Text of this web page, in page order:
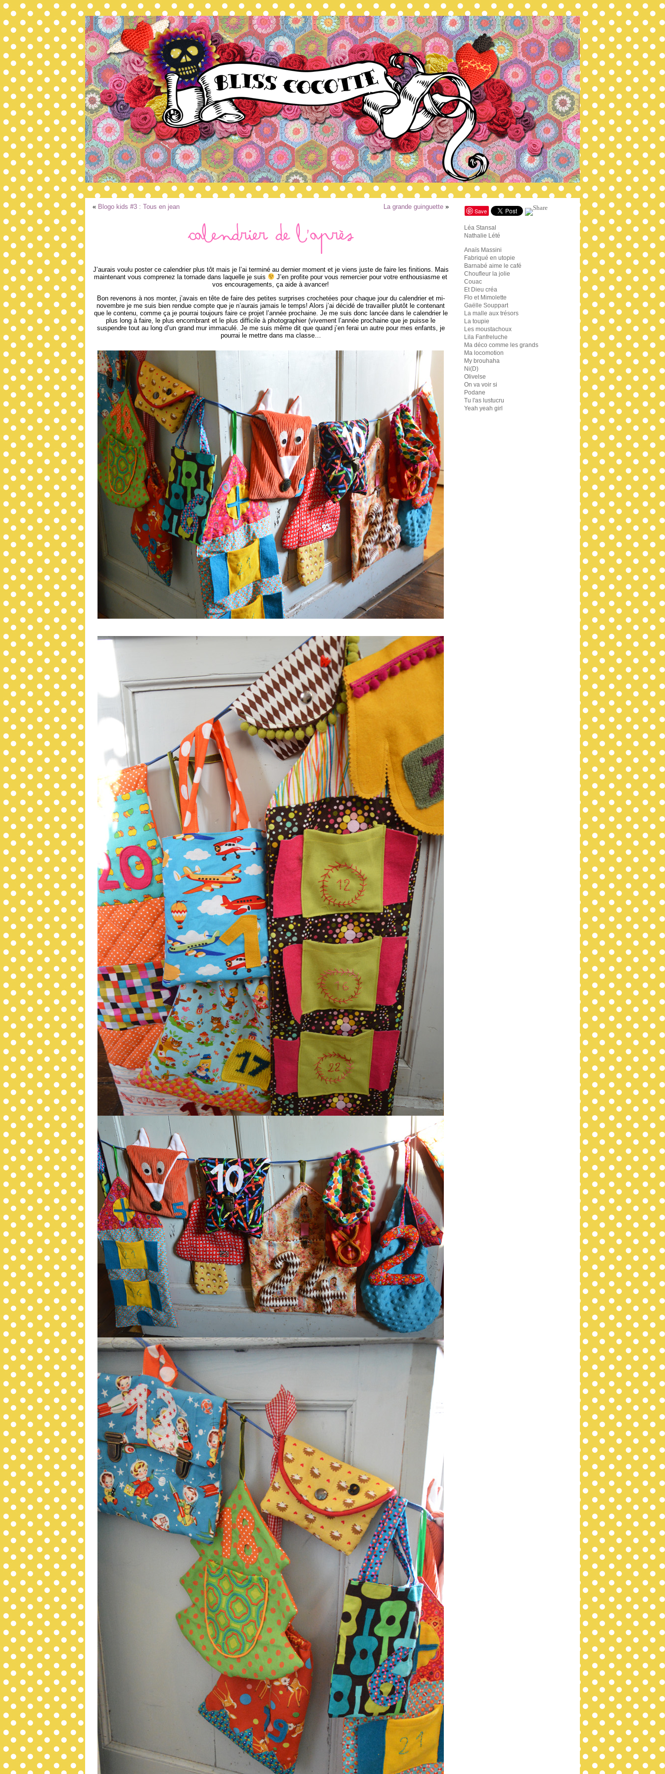
« Blogo kids #3 : Tous en jean La grande guinguette »
Calendrier de l’après
J’aurais voulu poster ce calendrier plus tôt mais je l’ai terminé au dernier moment et je viens juste de faire les finitions. Mais
maintenant vous comprenez la tornade dans laquelle je suis
J’en profite pour vous remercier pour votre enthousiasme et
vos encouragements, ça aide à avancer!
Bon revenons à nos monter, j’avais en tête de faire des petites surprises crochetées pour chaque jour du calendrier et mi-
novembre je me suis bien rendue compte que je n’aurais jamais le temps! Alors j’ai décidé de travailler plutôt le contenant
que le contenu, comme ça je pourrai toujours faire ce projet l’année prochaine. Je me suis donc lancée dans le calendrier le
plus long à faire, le plus encombrant et le plus difficile à photographier (vivement l’année prochaine que je puisse le
suspendre tout au long d’un grand mur immaculé. Je me suis même dit que quand j’en ferai un autre pour mes enfants, je
pourrai le mettre dans ma classe…
Save
Léa Stansal
Nathalie Lété
Anaïs Massini
Fabriqué en utopie
Barnabé aime le café
Choufleur la jolie
Couac
Et Dieu créa
Flo et Mimolette
Gaëlle Souppart
La malle aux trésors
La toupie
Les moustachoux
Lila Fanfreluche
Ma déco comme les grands
Ma locomotion
My brouhaha
Ni(D)
Olivelse
On va voir si
Podane
Tu l'as lustucru
Yeah yeah girl